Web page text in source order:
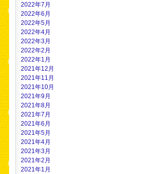
2022年7月
2022年6月
2022年5月
2022年4月
2022年3月
2022年2月
2022年1月
2021年12月
2021年11月
2021年10月
2021年9月
2021年8月
2021年7月
2021年6月
2021年5月
2021年4月
2021年3月
2021年2月
2021年1月